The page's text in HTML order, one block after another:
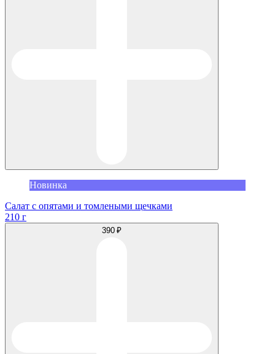
Новинка
Салат с опятами и томлеными щечками
210 г
390 ₽